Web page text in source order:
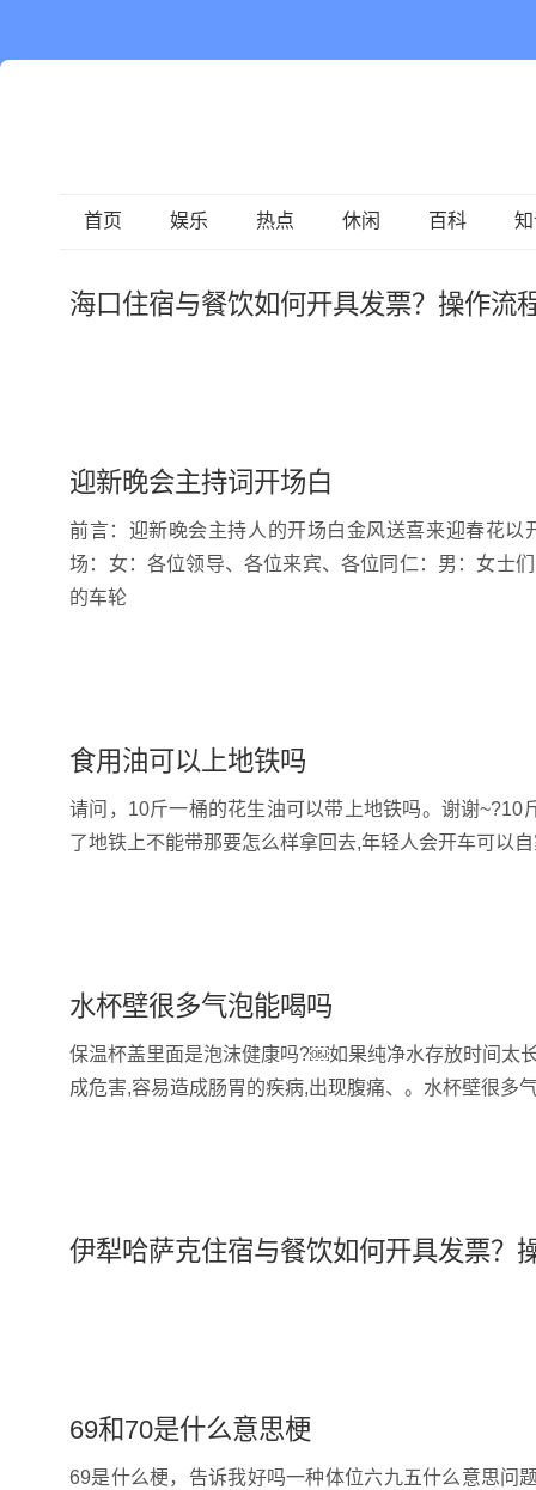
首页 娱乐 热点 休闲 百科
海口住宿与餐饮如何开具发票？操作流
迎新晚会主持词开场白
前言：迎新晚会主持人的开场白金风送喜来迎春花
场：女：各位领导、各位来宾、各位同仁：男：女士
的车轮
食用油可以上地铁吗
请问，10斤一桶的花生油可以带上地铁吗。谢谢
了地铁上不能带那要怎么样拿回去,年轻人会开车可以
水杯壁很多气泡能喝吗
保温杯盖里面是泡沫健康吗?￼如果纯净水存放时间太
成危害,容易造成肠胃的疾病,出现腹痛、。水杯壁很多
伊犁哈萨克住宿与餐饮如何开具发票？
69和70是什么意思梗
69是什么梗，告诉我好吗一种体位六九五什么意思问